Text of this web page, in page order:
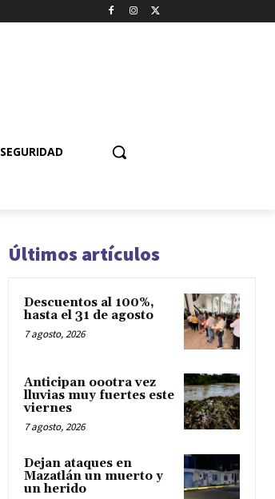
SEGURIDAD
Últimos artículos
Descuentos al 100%,
hasta el 31 de agosto
7 agosto, 2026
Anticipan oootra vez
lluvias muy fuertes este
viernes
7 agosto, 2026
Dejan ataques en
Mazatlán un muerto y
un herido